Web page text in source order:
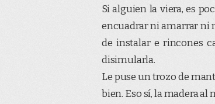
Si alguien la viera, es
encuadrar ni amarrar ni
de instalar e rincones
disimularla.
Le puse un trozo de
bien. Eso sí, la madera